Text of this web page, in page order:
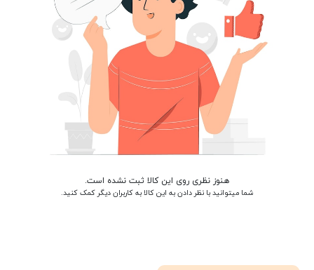
هنوز نظری روی این کالا ثبت نشده است.
شما میتوانید با نظر دادن به این کالا به کاربران دیگر کمک کنید.